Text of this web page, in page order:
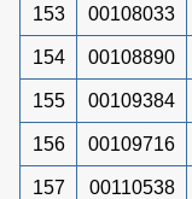
153 00108033
154 00108890
155 00109384
156 00109716
157 00110538